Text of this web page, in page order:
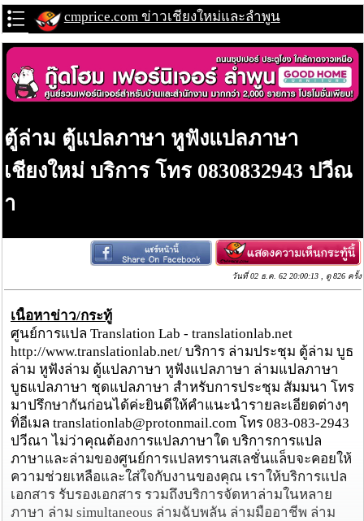
cmprice.com ข่าวเชียงใหม่และลำพูน
ตู้ล่าม ตู้แปลภาษา หูฟังแปลภาษา
เชียงใหม่ บริการ โทร 0830832943 ปวีณ
า
วันที่ 02 ธ.ค. 62 20:00:13 , ดู 826 ครั้ง
เนื้อหาข่าว/กระทู้
ศูนย์การแปล Translation Lab - translationlab.net
http://www.translationlab.net/ บริการ ล่ามประชุม ตู้ล่าม บูธ
ล่าม หูฟังล่าม ตู้แปลภาษา หูฟังแปลภาษา ล่ามแปลภาษา
บูธแปลภาษา ชุดแปลภาษา สำหรับการประชุม สัมมนา โทร
มาปรึกษากันก่อนได้ค่ะยินดีให้คำแนะนำรายละเอียดต่างๆ
ทิ่อีเมล translationlab@protonmail.com โทร 083-083-2943
ปวีณา ไม่ว่าคุณต้องการแปลภาษาใด บริการการแปล
ภาษาและล่ามของศูนย์การแปลทรานสเลชั่นแล็บจะคอยให้
ความช่วยเหลือและใส่ใจกับงานของคุณ เราให้บริการแปล
เอกสาร รับรองเอกสาร รวมถึงบริการจัดหาล่ามในหลาย
ภาษา ล่าม simultaneous ล่ามฉับพลัน ล่ามมืออาชีพ ล่าม